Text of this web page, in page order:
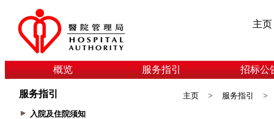
主页
概览 服务指引 招标公
服务指引
入院及住院须知
主页 > 服务指引 >